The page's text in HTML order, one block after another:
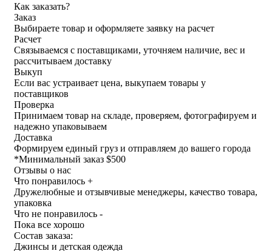
Как заказать?
Заказ
Выбираете товар и оформляете заявку на расчет
Расчет
Связываемся с поставщиками, уточняем наличие, вес и
рассчитываем доставку
Выкуп
Если вас устраивает цена, выкупаем товары у
поставщиков
Проверка
Принимаем товар на складе, проверяем, фотографируем и
надежно упаковываем
Доставка
Формируем единый груз и отправляем до вашего города
*Минимальный заказ $500
Отзывы о нас
Что понравилось +
Дружелюбные и отзывчивые менеджеры, качество товара,
упаковка
Что не понравилось -
Пока все хорошо
Состав заказа:
Джинсы и детская одежда